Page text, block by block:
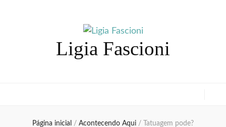
Ligia Fascioni
Página inicial / Acontecendo Aqui / Tatuagem pode?